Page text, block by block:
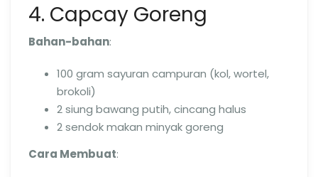
4. Capcay Goreng
Bahan-bahan:
100 gram sayuran campuran (kol, wortel,
brokoli)
2 siung bawang putih, cincang halus
2 sendok makan minyak goreng
Cara Membuat: